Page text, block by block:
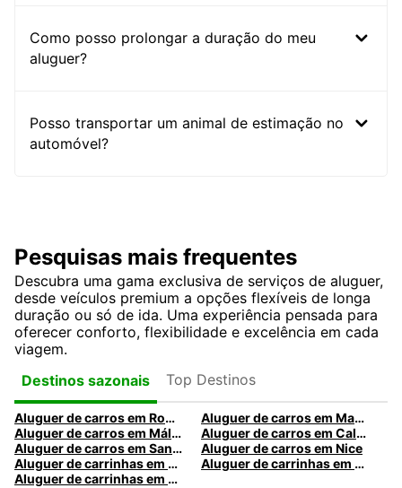
Como posso prolongar a duração do meu
aluguer?
Posso transportar um animal de estimação no
automóvel?
Pesquisas mais frequentes
Descubra uma gama exclusiva de serviços de aluguer,
desde veículos premium a opções flexíveis de longa
duração ou só de ida. Uma experiência pensada para
oferecer conforto, flexibilidade e excelência em cada
viagem.
Destinos sazonais
Top Destinos
Aluguer de carros em Roma
Aluguer de carros em Madrid
Aluguer de carros em Málaga
Aluguer de carros em Caldas da Rainha
Aluguer de carros em Santa Maria da Feira
Aluguer de carros em Nice
Aluguer de carrinhas em Nice
Aluguer de carrinhas em Santa Maria da Feira
Aluguer de carrinhas em Caldas da Rainha